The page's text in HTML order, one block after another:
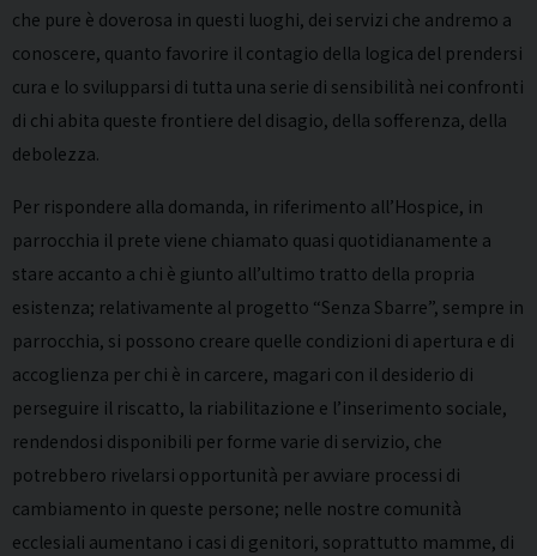
che pure è doverosa in questi luoghi, dei servizi che andremo a
conoscere, quanto favorire il contagio della logica del prendersi
cura e lo svilupparsi di tutta una serie di sensibilità nei confronti
di chi abita queste frontiere del disagio, della sofferenza, della
debolezza.
Per rispondere alla domanda, in riferimento all’Hospice, in
parrocchia il prete viene chiamato quasi quotidianamente a
stare accanto a chi è giunto all’ultimo tratto della propria
esistenza; relativamente al progetto “Senza Sbarre”, sempre in
parrocchia, si possono creare quelle condizioni di apertura e di
accoglienza per chi è in carcere, magari con il desiderio di
perseguire il riscatto, la riabilitazione e l’inserimento sociale,
rendendosi disponibili per forme varie di servizio, che
potrebbero rivelarsi opportunità per avviare processi di
cambiamento in queste persone; nelle nostre comunità
ecclesiali aumentano i casi di genitori, soprattutto mamme, di